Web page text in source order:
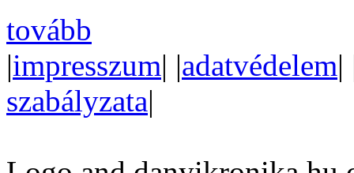
tovább
|impresszum| |adatvédelem|
szabályzata|